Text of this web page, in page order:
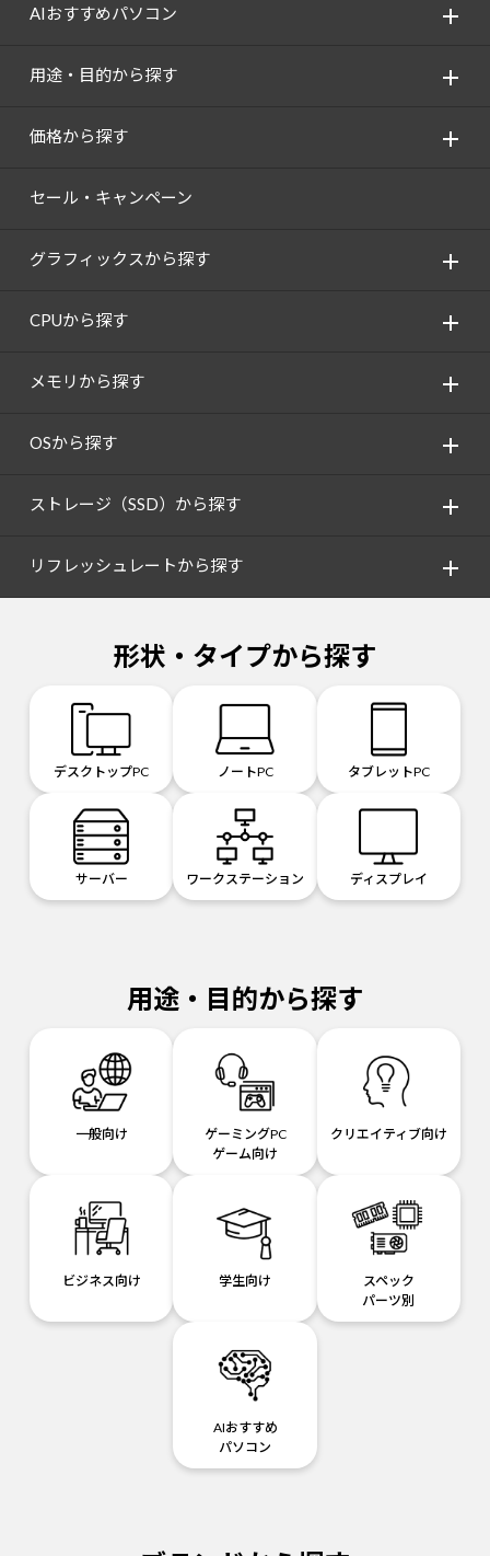
AIおすすめパソコン
用途・目的から探す
価格から探す
セール・キャンペーン
グラフィックスから探す
CPUから探す
メモリから探す
OSから探す
ストレージ（SSD）から探す
リフレッシュレートから探す
形状・タイプから探す
デスクトップPC ノートPC タブレットPC
サーバー ワークステーション ディスプレイ
用途・目的から探す
一般向け
ゲーミングPC
ゲーム向け
クリエイティブ向け
ビジネス向け 学生向け
スペック
パーツ別
AIおすすめ
パソコン